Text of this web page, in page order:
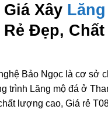
Xây
Rẻ Đẹp,
Bảo Ngọc là cơ sở
trình Lăng mộ đá ở
lượng cao, Giá rẻ